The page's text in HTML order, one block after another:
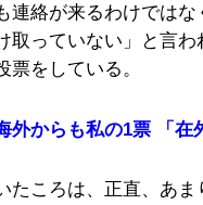
連絡が来るわけでは
取っていない」と言
票をしている。
外からも私の1票 「
たころは、正直、あ